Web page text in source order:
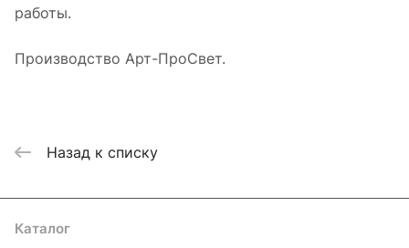
работы.
Производство Арт-ПроСвет.
Назад к списку
Каталог